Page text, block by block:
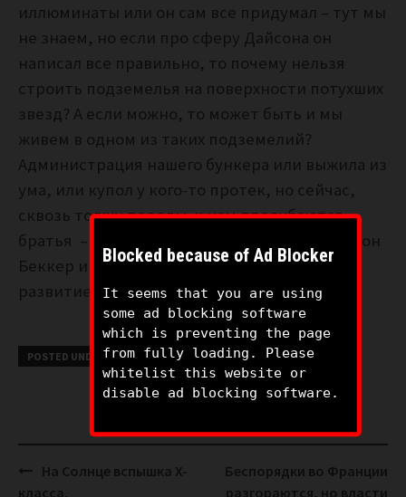
иллюминаты или он сам все придумал – тут мы
не знаем, но если про сферу Дайсона он
написал все правильно, то почему нельзя
строить подземелья на поверхности потухших
звезд? А если можно, то может быть и мы
живем в одном из таких подземелий?
Администрация нашего бункера или выжила из
ума, или купол у кого-то протек, но сейчас,
сквозь толщу породы к нам прорубаются
братья – Джульетта Никколс, шериф Холстон
Беккер и иже сними, так что следим за
развитием событий.
POSTED UNDER КОНСПИРОЛОГИЯ
Post
navigation
На Солнце вспышка X-
класса.
Беспорядки во Франции
разгораются, но власти
Blocked because of Ad Blocker
It seems that you are using
some ad blocking software
which is preventing the page
from fully loading. Please
whitelist this website or
disable ad blocking software.